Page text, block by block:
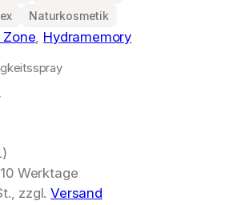
Naturkosmetik
Zone Hydramemory
Werktage
zzgl.Versand